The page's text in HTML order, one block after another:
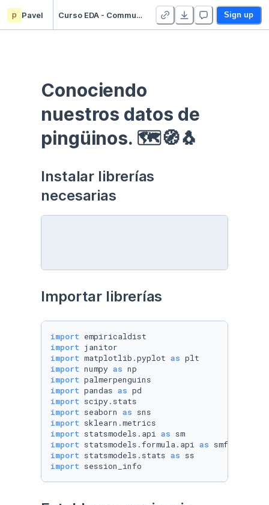
p Pavel Curso EDA - Communication - Duplicate Sign up
Conociendo
nuestros datos de
pingüinos. 🗺🧭🐧
Instalar librerías
necesarias
Importar librerías
import
import
import matplotlib.pyplot as
import numpy as
import
import pandas as
import
import seaborn as
import
import statsmodels.api as
import statsmodels.formula.api as
import statsmodels.stats as
import session_info